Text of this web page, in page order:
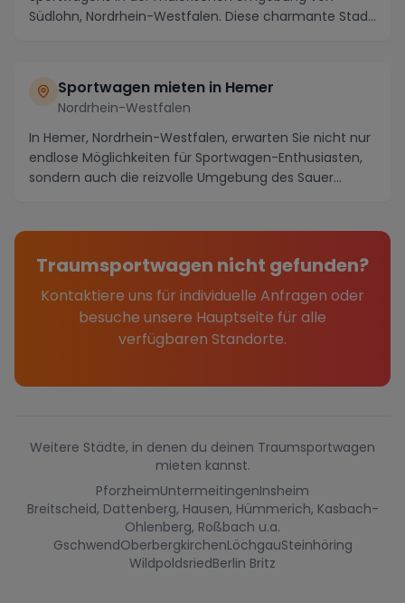
Südlohn, Nordrhein-Westfalen. Diese charmante Stadt
Sportwagen mieten in Hemer
Nordrhein-Westfalen
In Hemer, Nordrhein-Westfalen, erwarten Sie nicht nur
endlose Möglichkeiten für Sportwagen-Enthusiasten,
sondern auch die reizvolle Umgebung des Sauer...
Traumsportwagen nicht gefunden?
Kontaktiere uns für individuelle Anfragen oder
besuche unsere Hauptseite für alle
verfügbaren Standorte.
Weitere Städte, in denen du deinen Traumsportwagen
mieten kannst.
PforzheimUntermeitingenInsheim
Breitscheid, Dattenberg, Hausen, Hümmerich, Kasbach-
Ohlenberg, Roßbach u.a.
GschwendOberbergkirchenLöchgauSteinhöring
WildpoldsriedBerlin Britz